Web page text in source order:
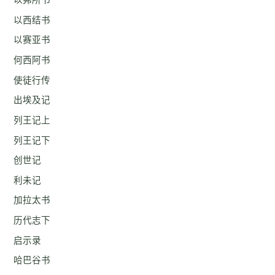
以西结书
以赛亚书
何西阿书
使徒行传
出埃及记
列王记上
列王记下
创世记
利未记
加拉太书
历代志下
启示录
哈巴谷书